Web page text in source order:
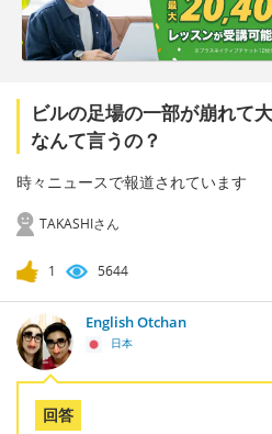
ビルの足場の一部が崩れて
なんて言うの？
時々ニュースで報道されています
TAKASHIさん
1 5644
English Otchan
日本
回答